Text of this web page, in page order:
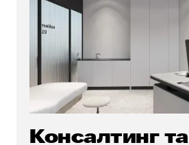
Консалтинг та